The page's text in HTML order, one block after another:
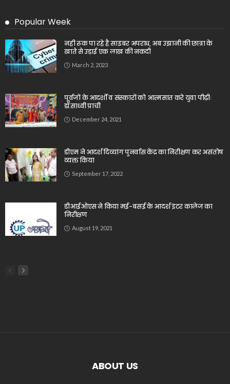
Popular Week
नही रूक पा रहे है साइबर अपराध, अब उझानी की छात्रा के
खाते से उड़ाई एक लाख की नकदी
March 2, 2023
पूर्वजों के आदर्शों व संस्कारों को आत्मसात करे युवा पीढ़ीः
डॉ.साध्वी प्राची
December 24, 2021
डीएम ने आदर्श दिव्यांग पुनर्वास केंद्र का निरीक्षण कर असंतोष
व्यक्त किया
September 17, 2022
डीआईओएस ने किया मई-बसई के आदर्श इंटर कालेज का
निरीक्षण
August 19, 2021
ABOUT US